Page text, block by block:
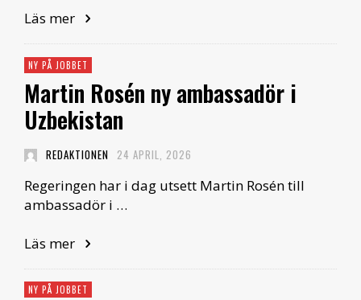
Läs mer
NY PÅ JOBBET
Martin Rosén ny ambassadör i
Uzbekistan
REDAKTIONEN 24 APRIL, 2026
Regeringen har i dag utsett Martin Rosén till
ambassadör i …
Läs mer
NY PÅ JOBBET